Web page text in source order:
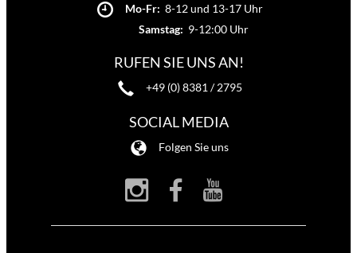
Mo-Fr: 8-12 und 13-17 Uhr
Samstag: 9-12:00 Uhr
RUFEN SIE UNS AN!
+49 (0) 8381 / 2795
SOCIAL MEDIA
Folgen Sie uns